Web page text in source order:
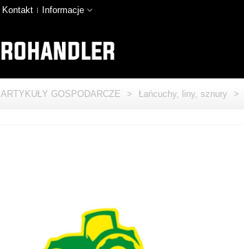
Kontakt Informacje
ARTYKUŁY GOSPODARCZE > Łańcuchy, liny, sznury >